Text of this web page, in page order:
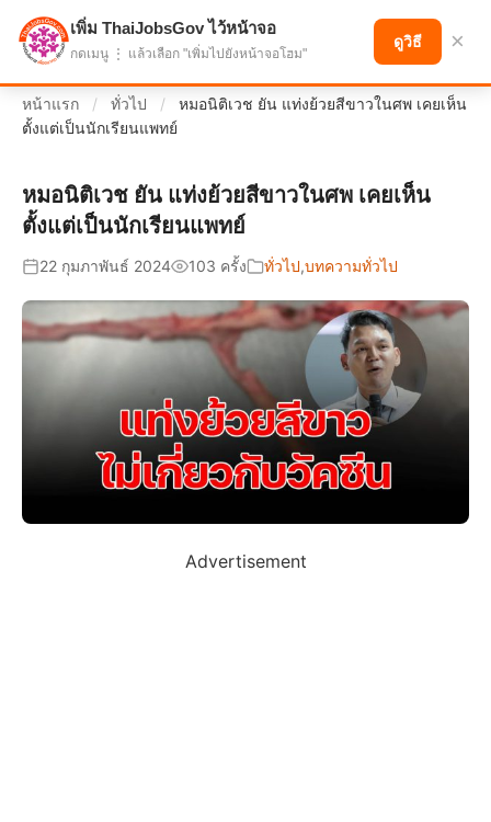
แบ่งปันโอกาส เพื่ออนาคตที่ก้าวหน้า
หน้าแรก / ทั่วไป /
หมอนิติเวช ยัน แท่งย้วยสีขาวในศพ เคยเห็น
ตั้งแต่เป็นนักเรียนแพทย์
หมอนิติเวช ยัน แท่งย้วยสีขาวในศพ เคยเห็น
ตั้งแต่เป็นนักเรียนแพทย์
22 กุมภาพันธ์ 2024 103 ครั้ง ทั่วไป,บทความทั่วไป
Advertisement
เพิ่ม ThaiJobsGov ไว้หน้าจอ
กดเมนู ⋮ แล้วเลือก "เพิ่มไปยังหน้าจอโฮม"
ดูวิธี ×